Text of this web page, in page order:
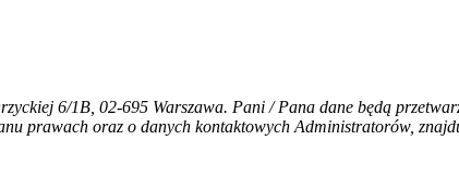
6/1B, 02-695 Warszawa. Pani / Pana dane będą
prawach oraz o danych kontaktowych Administratorów,